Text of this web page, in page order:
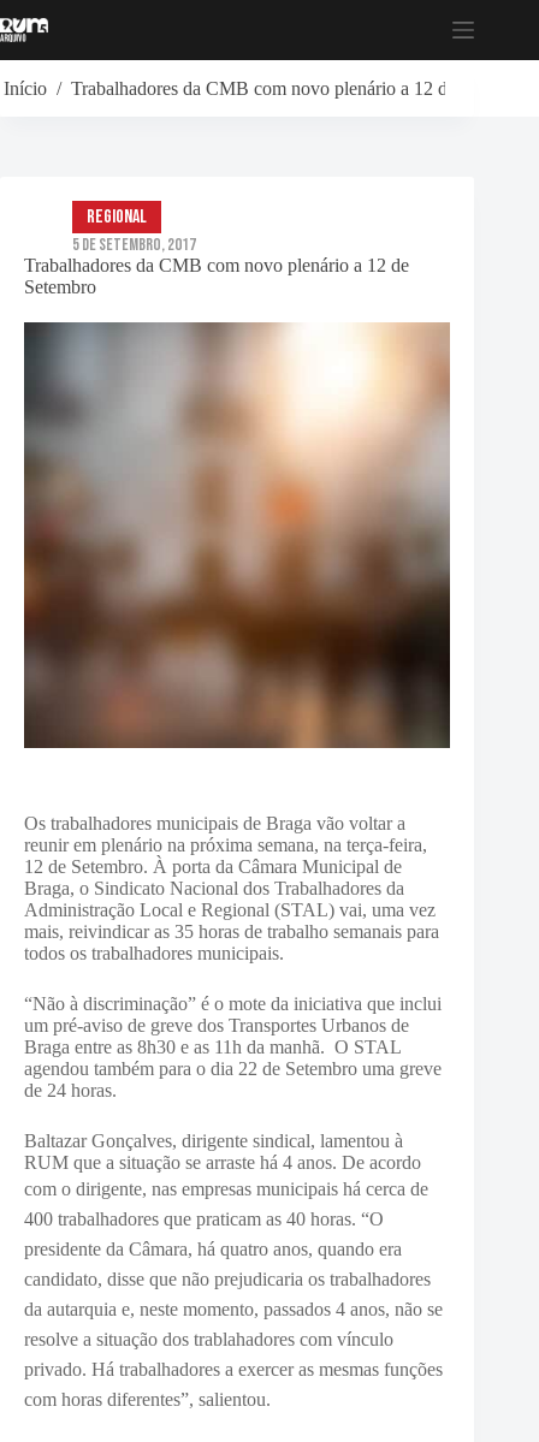
para
Início / Trabalhadores da CMB com novo plenário a 12 de Setembro
Trabalhadores da CMB com novo plenário a 12 de
Setembro
Regional
5 de Setembro, 2017
Os trabalhadores municipais de Braga vão voltar a
reunir em plenário na próxima semana, na terça-feira,
12 de Setembro. À porta da Câmara Municipal de
Braga, o Sindicato Nacional dos Trabalhadores da
Administração Local e Regional (STAL) vai, uma vez
mais, reivindicar as 35 horas de trabalho semanais para
todos os trabalhadores municipais.
“Não à discriminação” é o mote da iniciativa que inclui
um pré-aviso de greve dos Transportes Urbanos de
Braga entre as 8h30 e as 11h da manhã. O STAL
agendou também para o dia 22 de Setembro uma greve
de 24 horas.
Baltazar Gonçalves, dirigente sindical, lamentou à
RUM que a situação se arraste há 4 anos. De acordo
com o dirigente, nas empresas municipais há cerca de
400 trabalhadores que praticam as 40 horas. “O
presidente da Câmara, há quatro anos, quando era
candidato, disse que não prejudicaria os trabalhadores
da autarquia e, neste momento, passados 4 anos, não se
resolve a situação dos trablahadores com vínculo
privado. Há trabalhadores a exercer as mesmas funções
com horas diferentes”, salientou.